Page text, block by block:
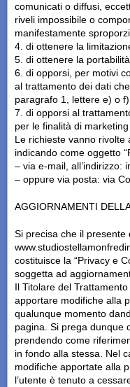
comunicati o diffusi,
riveli impossibile o
manifestamente
di ottenere la
di ottenere la
di opporsi, per motivi
al trattamento dei dati
paragrafo 1, lettere e) o
di opporsi al
per le finalità di
Le richieste vanno rivolte
indicando come oggetto
– via e-mail, all’indirizzo:
– oppure via posta: via
AGGIORNAMENTI
Si precisa che il presente
costituisce la “Privacy e
soggetta ad
Il Titolare del
apportare modifiche alla
qualunque momento
pagina. Si prega dunque
prendendo come
in fondo alla stessa. Nel
modifiche apportate alla
l’utente è tenuto a